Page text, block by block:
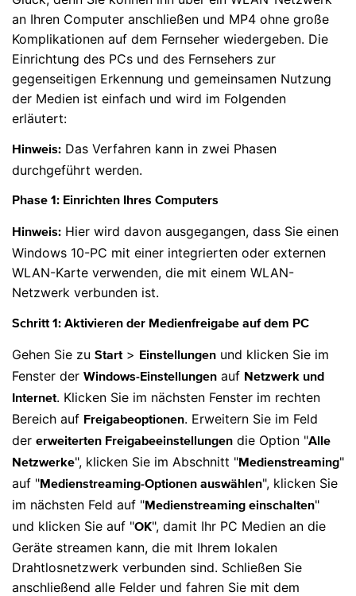
an Ihren Computer anschließen und MP4 ohne große
Komplikationen auf dem Fernseher wiedergeben. Die
Einrichtung des PCs und des Fernsehers zur
gegenseitigen Erkennung und gemeinsamen Nutzung
der Medien ist einfach und wird im Folgenden
erläutert:
Hinweis: Das Verfahren kann in zwei Phasen
durchgeführt werden.
Phase 1: Einrichten Ihres Computers
Hinweis: Hier wird davon ausgegangen, dass Sie einen
Windows 10-PC mit einer integrierten oder externen
WLAN-Karte verwenden, die mit einem WLAN-
Netzwerk verbunden ist.
Schritt 1: Aktivieren der Medienfreigabe auf dem PC
Gehen Sie zu Start > Einstellungen und klicken Sie im
Fenster der Windows-Einstellungen auf Netzwerk und
Internet. Klicken Sie im nächsten Fenster im rechten
Bereich auf Freigabeoptionen. Erweitern Sie im Feld
der erweiterten Freigabeeinstellungen die Option "Alle
Netzwerke", klicken Sie im Abschnitt "Medienstreaming"
auf "Medienstreaming-Optionen auswählen", klicken Sie
im nächsten Feld auf "Medienstreaming einschalten"
und klicken Sie auf "OK", damit Ihr PC Medien an die
Geräte streamen kann, die mit Ihrem lokalen
Drahtlosnetzwerk verbunden sind. Schließen Sie
anschließend alle Felder und fahren Sie mit dem